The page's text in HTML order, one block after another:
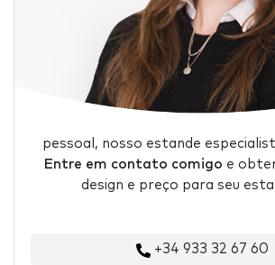
pessoal, nosso estande
Entre em contato comigo e
design e preço para seu
+34 933 32 67 60